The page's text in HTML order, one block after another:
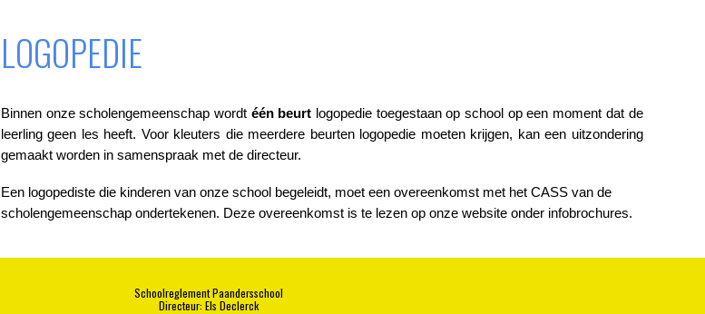
LOGOPEDIE
Binnen onze scholengemeenschap wordt één beurt logopedie toegestaan op school op een moment dat de
leerling geen les heeft. Voor kleuters die meerdere beurten logopedie moeten krijgen, kan een uitzondering
gemaakt worden in samenspraak met de directeur.
Een logopediste die kinderen van onze school begeleidt, moet een overeenkomst met het CASS van de
scholengemeenschap ondertekenen. Deze overeenkomst is te lezen op onze website onder infobrochures.
Schoolreglement Paandersschool
Directeur: Els Declerck